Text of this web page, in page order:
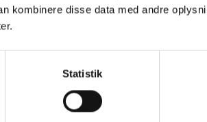
kombinere disse data med andre
Statistik
Få hjælp til din webordre på:
Hurtig levering
Hurtigt leveringen via GLS, og
Faste lave priser*